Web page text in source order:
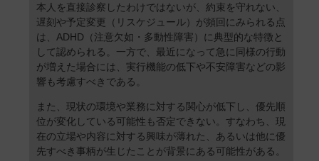
本人を直接診察したわけではないが、約束を守れない、
遅刻や予定変更（リスケジュール）が頻回にみられる点
は、ADHD（注意欠如・多動性障害）に典型的な特徴と
して認められる。一方で、最近になって急に同様の行動
が増えた場合には、実行機能の低下や不安障害などの影
響も考慮すべきである。
また、現状の環境や業務に対する関心が低下し、優先順
位が変化している可能性も否定できない。すなわち、現
在の立場や内容に対する興味が薄れた、あるいは他に優
先すべき事柄が生じたことが背景にある可能性がある。